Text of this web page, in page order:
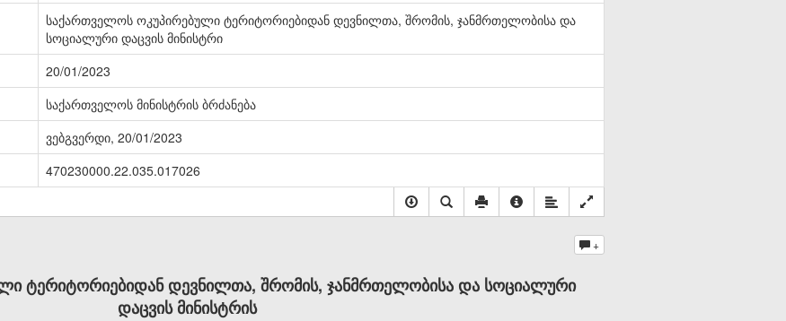
საქართველოს ოკუპირებული ტერიტორიებიდან დევნილთა, შრომის, ჯანმრთელობისა და
სოციალური დაცვის მინისტრი
20/01/2023
საქართველოს მინისტრის ბრძანება
ვებგვერდი, 20/01/2023
470230000.22.035.017026
+
ტერიტორიებიდან დევნილთა, შრომის, ჯანმრთელობისა და სოციალური
დაცვის მინისტრის